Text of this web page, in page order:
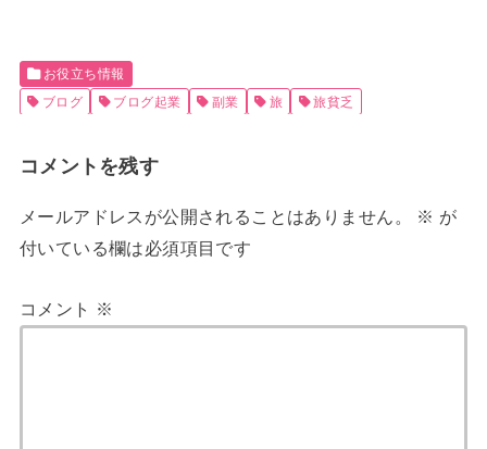
お役立ち情報
ブログ
ブログ起業 副業 旅 旅貧乏
コメントを残す
メールアドレスが公開されることはありません。 ※ が
付いている欄は必須項目です
コメント ※